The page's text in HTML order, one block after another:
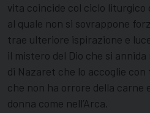
vita coincide col ciclo liturgico
al quale non si sovrappone
trae ulteriore ispirazione e
il mistero del Dio che si
di Nazaret che lo accoglie con
che non ha orrore della carne
donna come nell’Arca.